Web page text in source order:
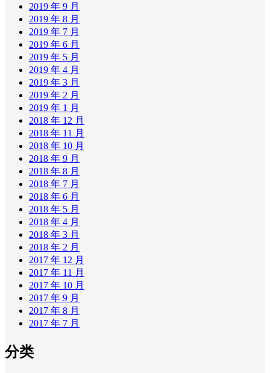
2019 年 9 月
2019 年 8 月
2019 年 7 月
2019 年 6 月
2019 年 5 月
2019 年 4 月
2019 年 3 月
2019 年 2 月
2019 年 1 月
2018 年 12 月
2018 年 11 月
2018 年 10 月
2018 年 9 月
2018 年 8 月
2018 年 7 月
2018 年 6 月
2018 年 5 月
2018 年 4 月
2018 年 3 月
2018 年 2 月
2017 年 12 月
2017 年 11 月
2017 年 10 月
2017 年 9 月
2017 年 8 月
2017 年 7 月
分类